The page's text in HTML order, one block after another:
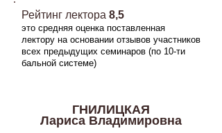
Рейтинг лектора 8,5
это средняя оценка поставленная
лектору на основании отзывов участников
всех предыдущих семинаров (по 10-ти
бальной системе)
ГНИЛИЦКАЯ
Лариса Владимировна